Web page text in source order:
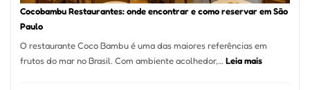
Definitivo
Alta
Gastronomia
Cocobambu Restaurantes: onde encontrar e como reservar em São
Paulo
O restaurante Coco Bambu é uma das maiores referências em
frutos do mar no Brasil. Com ambiente acolhedor,…Leia mais: